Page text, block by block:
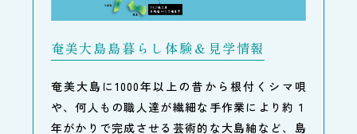
奄美大島島暮らし体験＆見学情報
奄美大島に1000年以上の昔から根付くシマ唄
や、何人もの職人達が繊細な手作業により約１
年がかりで完成させる芸術的な大島紬など、島